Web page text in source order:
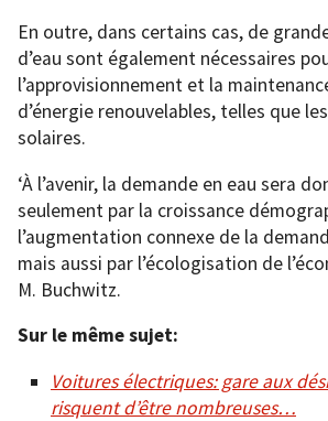
En outre, dans certains cas, de
d’eau sont également nécessaires
l’approvisionnement et la
d’énergie renouvelables, telles que
solaires.
‘À l’avenir, la demande en eau sera
seulement par la croissance
l’augmentation connexe de la
mais aussi par l’écologisation de
M. Buchwitz.
Sur le même sujet:
Voitures électriques: gare aux
risquent d’être nombreuses…